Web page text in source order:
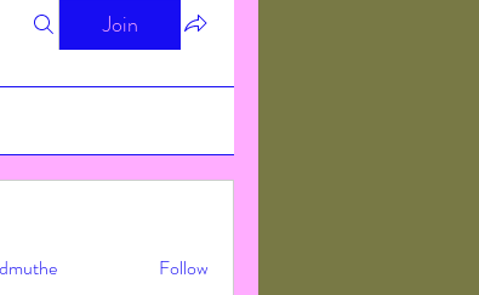
Join
Follow